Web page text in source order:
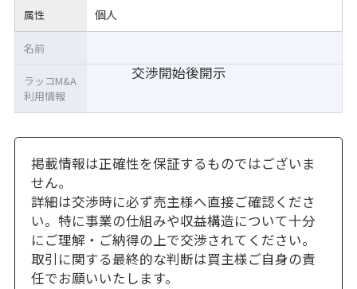
属性 個人
交渉開始後開示
名前
ラッコM&A
利用情報
掲載情報は正確性を保証するものではございま
せん。
詳細は交渉時に必ず売主様へ直接ご確認くださ
い。特に事業の仕組みや収益構造について十分
にご理解・ご納得の上で交渉されてください。
取引に関する最終的な判断は買主様ご自身の責
任でお願いいたします。